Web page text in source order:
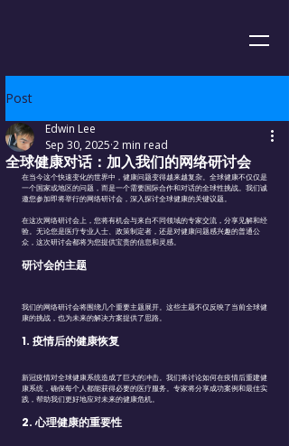
Post
全球健康对话：加入我们的网络研讨会
Edwin Lee
Sep 30, 2025 2 min read
在当今这个快速变化的世界中，健康问题变得越来越复杂。全球健康不仅仅是
一个国家或地区的问题，而是一个需要国际合作和对话的全球性挑战。我们诚
邀您参加即将举行的网络研讨会，深入探讨全球健康的关键议题。
在这次网络研讨会上，您将有机会与来自不同领域的专家交流，分享见解和经
验。无论您是医疗专业人士、政策制定者，还是对健康问题感兴趣的普通公
众，这次研讨会都将为您提供宝贵的信息和灵感。
研讨会的主题
我们的网络研讨会将围绕几个重要主题展开。这些主题不仅反映了当前全球健
康的挑战，也为未来的解决方案提供了思路。
1. 疫情后的健康恢复
新冠疫情对全球健康系统造成了巨大的冲击。我们将讨论如何在疫情后重建健
康系统，确保每个人都能获得必要的医疗服务。专家将分享成功案例和最佳实
践，帮助我们更好地应对未来的健康危机。
2. 心理健康的重要性